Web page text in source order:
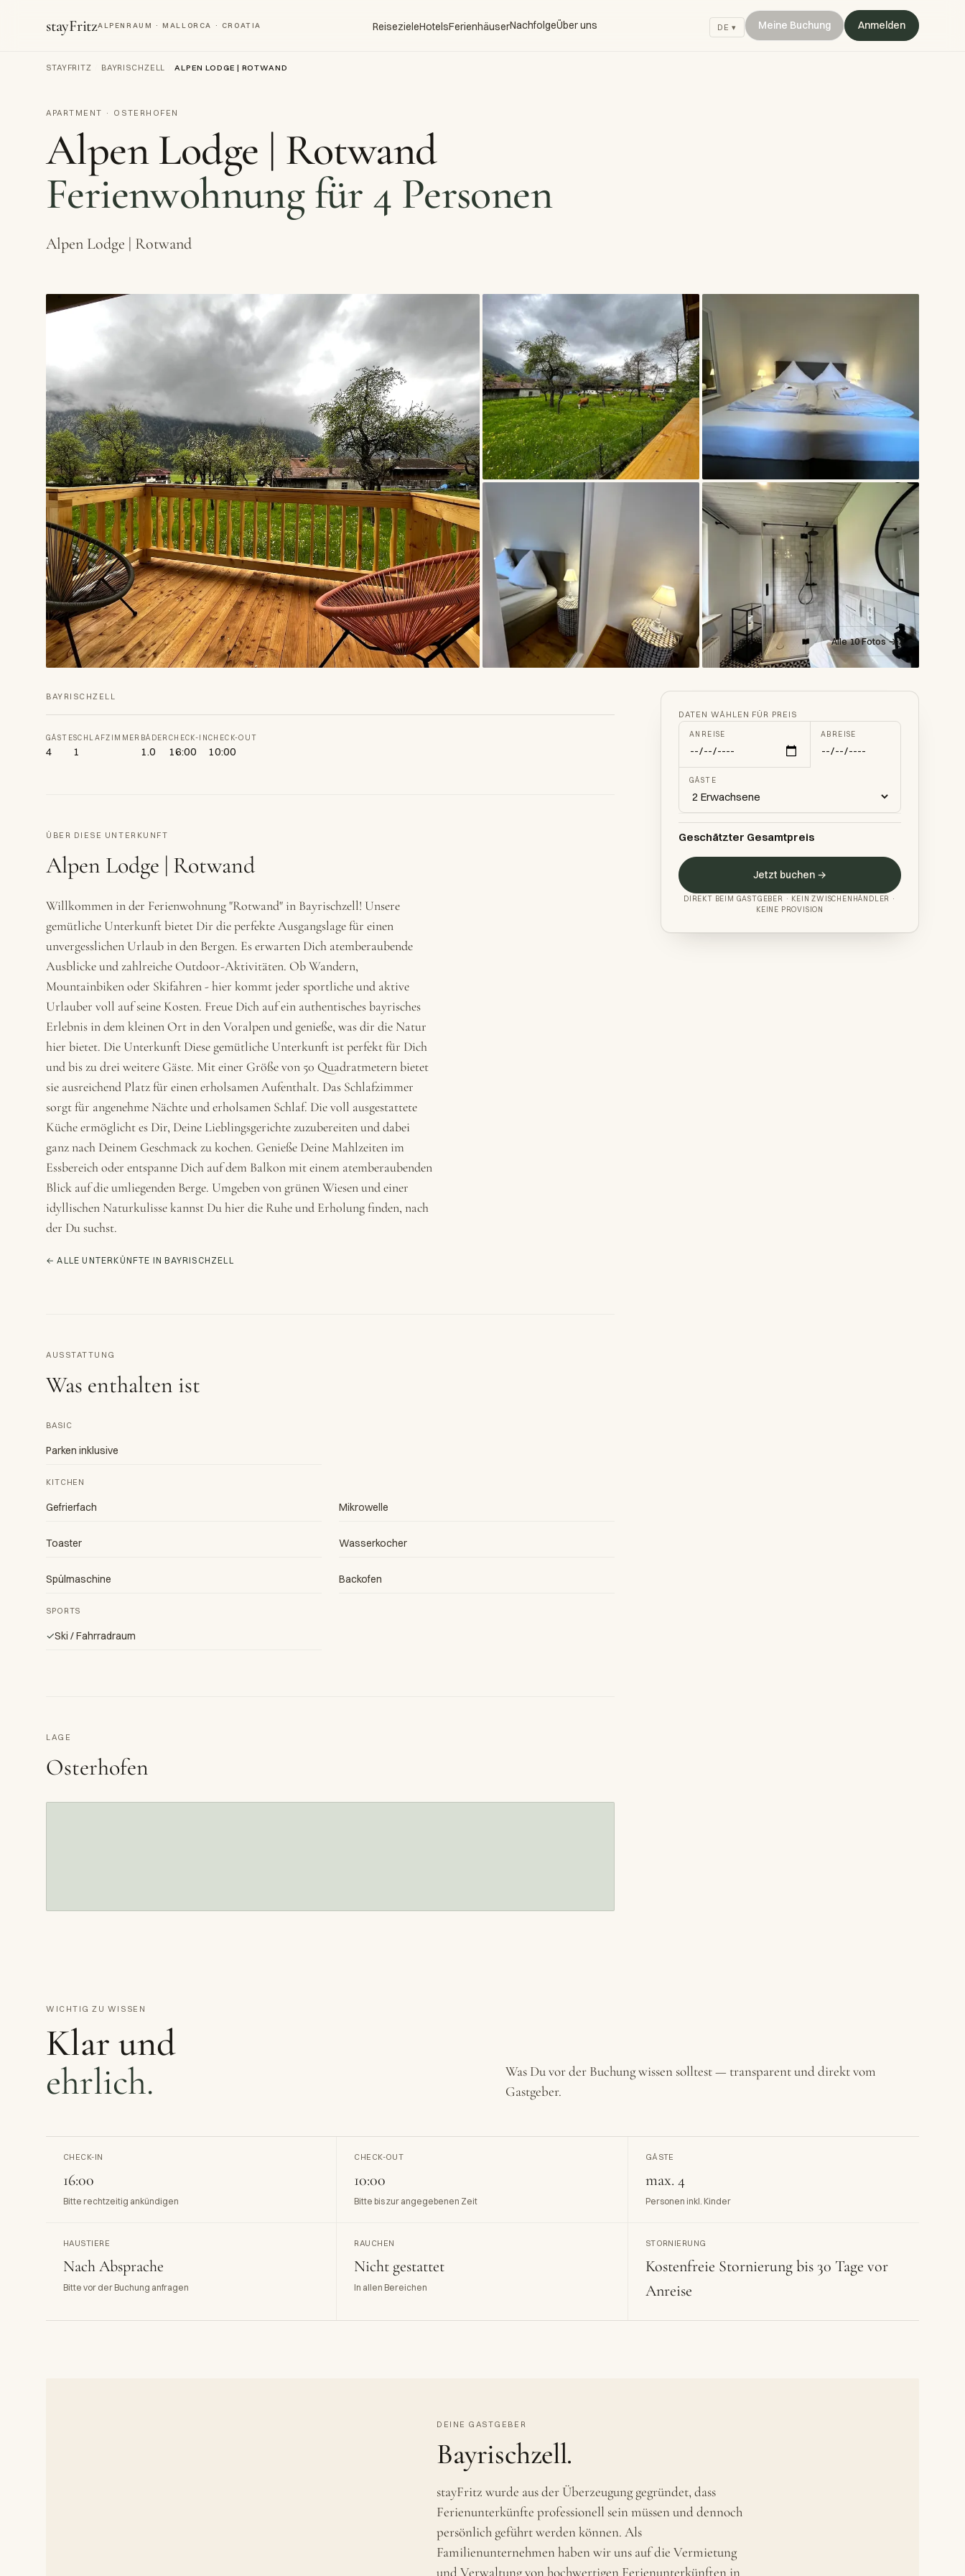
stayFritzALPENRAUM · MALLORCA · CROATIA ReisezieleHotelsFerienhäuserNachfolgeÜber uns DE ▾ Meine Buchung Anmelden
STAYFRITZ BAYRISCHZELL ALPEN LODGE | ROTWAND
APARTMENT · OSTERHOFEN
Alpen Lodge | Rotwand
Ferienwohnung für 4 Personen
Alpen Lodge | Rotwand
Alle 10 Fotos →
BAYRISCHZELL
GÄSTE
4
SCHLAFZIMMER
1
BÄDER
1.0
CHECK-IN
16:00
CHECK-OUT
10:00
ÜBER DIESE UNTERKUNFT
Alpen Lodge | Rotwand
Willkommen in der Ferienwohnung "Rotwand" in Bayrischzell! Unsere
gemütliche Unterkunft bietet Dir die perfekte Ausgangslage für einen
unvergesslichen Urlaub in den Bergen. Es erwarten Dich atemberaubende
Ausblicke und zahlreiche Outdoor-Aktivitäten. Ob Wandern,
Mountainbiken oder Skifahren - hier kommt jeder sportliche und aktive
Urlauber voll auf seine Kosten. Freue Dich auf ein authentisches bayrisches
Erlebnis in dem kleinen Ort in den Voralpen und genieße, was dir die Natur
hier bietet. Die Unterkunft Diese gemütliche Unterkunft ist perfekt für Dich
und bis zu drei weitere Gäste. Mit einer Größe von 50 Quadratmetern bietet
sie ausreichend Platz für einen erholsamen Aufenthalt. Das Schlafzimmer
sorgt für angenehme Nächte und erholsamen Schlaf. Die voll ausgestattete
Küche ermöglicht es Dir, Deine Lieblingsgerichte zuzubereiten und dabei
ganz nach Deinem Geschmack zu kochen. Genieße Deine Mahlzeiten im
Essbereich oder entspanne Dich auf dem Balkon mit einem atemberaubenden
Blick auf die umliegenden Berge. Umgeben von grünen Wiesen und einer
idyllischen Naturkulisse kannst Du hier die Ruhe und Erholung finden, nach
der Du suchst.
← ALLE UNTERKÜNFTE IN BAYRISCHZELL
AUSSTATTUNG
Was enthalten ist
BASIC
Parken inklusive
KITCHEN
Gefrierfach Mikrowelle
Toaster Wasserkocher
Spülmaschine Backofen
SPORTS
✓Ski / Fahrradraum
LAGE
Osterhofen
DATEN WÄHLEN FÜR PREIS
ANREISE ABREISE
GÄSTE
Geschätzter Gesamtpreis
Jetzt buchen →
DIREKT BEIM GASTGEBER · KEIN ZWISCHENHÄNDLER ·
KEINE PROVISION
WICHTIG ZU WISSEN
Klar und
ehrlich.
Was Du vor der Buchung wissen solltest — transparent und direkt vom
Gastgeber.
CHECK-IN
16:00
Bitte rechtzeitig ankündigen
CHECK-OUT
10:00
Bitte bis zur angegebenen Zeit
GÄSTE
max. 4
Personen inkl. Kinder
HAUSTIERE
Nach Absprache
Bitte vor der Buchung anfragen
RAUCHEN
Nicht gestattet
In allen Bereichen
STORNIERUNG
Kostenfreie Stornierung bis 30 Tage vor
Anreise
DEINE GASTGEBER
Bayrischzell.
stayFritz wurde aus der Überzeugung gegründet, dass
Ferienunterkünfte professionell sein müssen und dennoch
persönlich geführt werden können. Als
Familienunternehmen haben wir uns auf die Vermietung
und Verwaltung von hochwertigen Ferienunterkünften in